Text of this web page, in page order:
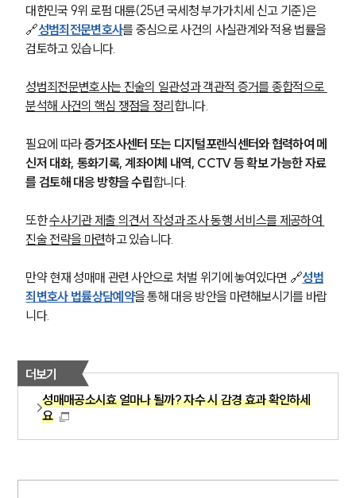
대한민국 9위 로펌 대륜(25년 국세청 부가가치세 신고 기준)은
🔗성범죄전문변호사를 중심으로 사건의 사실관계와 적용 법률을
검토하고 있습니다.
성범죄전문변호사는 진술의 일관성과 객관적 증거를 종합적으로
분석해 사건의 핵심 쟁점을 정리 합니다.
필요에 따라 증거조사센터 또는 디지털포렌식센터와 협력하여 메
신저 대화, 통화기록, 계좌이체 내역, CCTV 등 확보 가능한 자료
를 검토해 대응 방향을 수립합니다.
또한 수사기관 제출 의견서 작성과 조사 동행 서비스를 제공하여
진술 전략을 마련하고 있습니다.
만약 현재 성매매 관련 사안으로 처벌 위기에 놓여있다면 🔗성범
죄변호사 법률상담예약을 통해 대응 방안을 마련해보시기를 바랍
니다.
더보기
성매매공소시효 얼마나 될까? 자수 시 감경 효과 확인하세
요